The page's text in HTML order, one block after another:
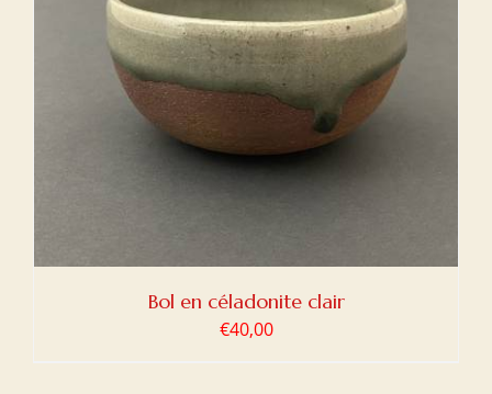
Bol en céladonite clair
€40,00